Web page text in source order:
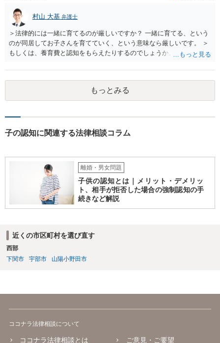
村山 大基 弁護士
＞法律的には一緒に育てるのが厳しいですか？ 一緒に育てる、という
のが同居してお子さんを育てていく、という意味なら厳しいです。 ＞
もしくは、養育費と認知をもらえたりするのでしょうか、 相手が認知
す。 また、認知されたことを前提に、父親として子を養う義務があり
ますので、 養育費を請求できます。 ただ、極端な話相手に収入がなか
ったり、行方不明だったりすると、実際上の回収が難しい可能性はあ
ります。
もっとみる
子の認知に関連する法律相談コラム
離婚・男女問題
子供の認知とは｜メリット・デメリッ
ト、相手が拒否した場合の強制認知の手
続きなど解説
近くの市区町村を選び直す
西部
下関市
宇部市 山陽小野田市
ココナラ法律相談について
ココナラ法律相談とは ご意見・ご要望